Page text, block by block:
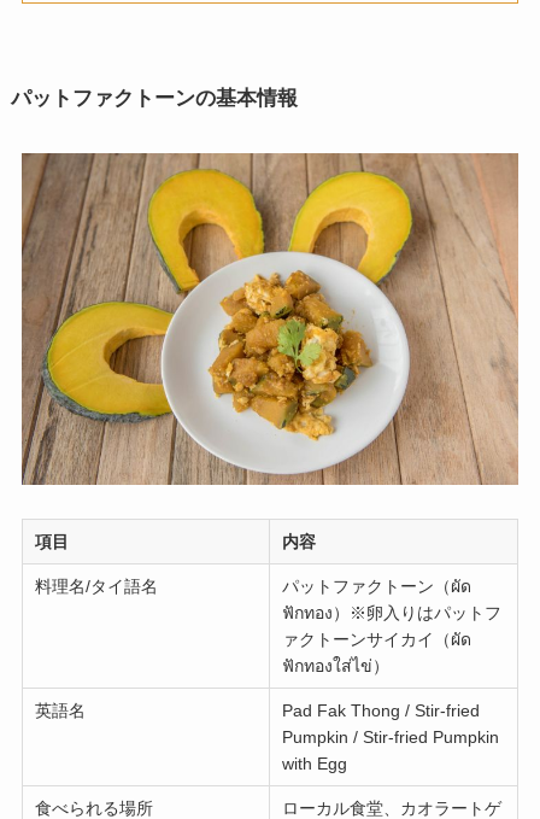
パットファクトーンの基本情報
項目 内容
料理名/タイ語名
パットファクトーン（ผัด
ฟักทอง）※卵入りはパットフ
ァクトーンサイカイ（ผัด
ฟักทองใส่ไข่）
英語名
Pad Fak Thong / Stir-fried
Pumpkin / Stir-fried Pumpkin
with Egg
食べられる場所
ローカル食堂、カオラートゲ